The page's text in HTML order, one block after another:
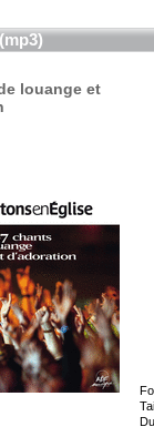
(mp3)
louange et